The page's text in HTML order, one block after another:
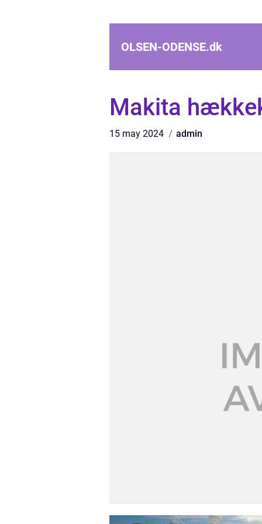
OLSEN-ODENSE.dk
Makita
15 may 2024 admin